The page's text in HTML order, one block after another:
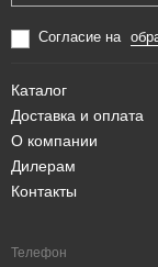
Согласие на
Каталог
Доставка и оплата
О компании
Дилерам
Контакты
Телефон